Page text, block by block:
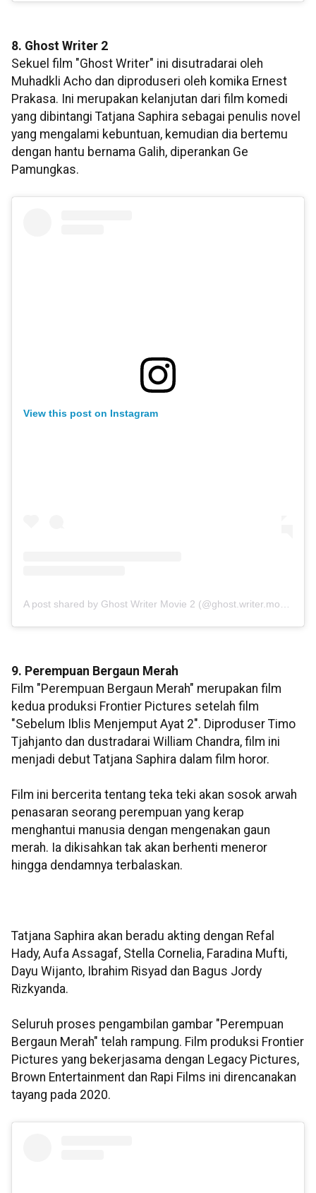
8. Ghost Writer 2
Sekuel film "Ghost Writer" ini disutradarai oleh
Muhadkli Acho dan diproduseri oleh komika Ernest
Prakasa. Ini merupakan kelanjutan dari film komedi
yang dibintangi Tatjana Saphira sebagai penulis novel
yang mengalami kebuntuan, kemudian dia bertemu
dengan hantu bernama Galih, diperankan Ge
Pamungkas.
View this post on Instagram
9. Perempuan Bergaun Merah
Film "Perempuan Bergaun Merah" merupakan film
kedua produksi Frontier Pictures setelah film
"Sebelum Iblis Menjemput Ayat 2". Diproduser Timo
Tjahjanto dan dustradarai William Chandra, film ini
menjadi debut Tatjana Saphira dalam film horor.
Film ini bercerita tentang teka teki akan sosok arwah
penasaran seorang perempuan yang kerap
menghantui manusia dengan mengenakan gaun
merah. Ia dikisahkan tak akan berhenti meneror
hingga dendamnya terbalaskan.
Tatjana Saphira akan beradu akting dengan Refal
Hady, Aufa Assagaf, Stella Cornelia, Faradina Mufti,
Dayu Wijanto, Ibrahim Risyad dan Bagus Jordy
Rizkyanda.
Seluruh proses pengambilan gambar "Perempuan
Bergaun Merah" telah rampung. Film produksi Frontier
Pictures yang bekerjasama dengan Legacy Pictures,
Brown Entertainment dan Rapi Films ini direncanakan
tayang pada 2020.